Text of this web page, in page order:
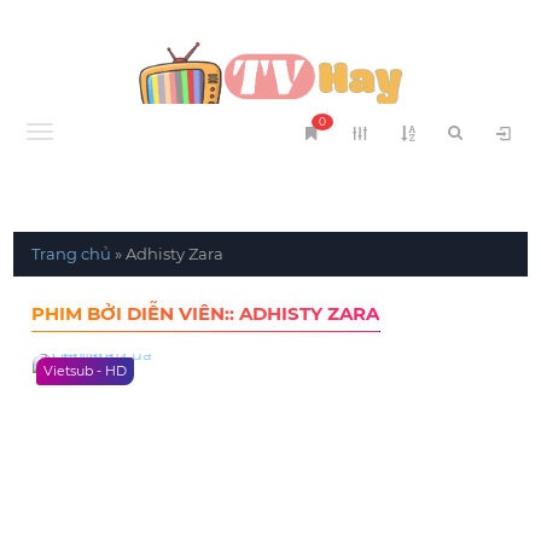
Menu
0
Trang chủ »Adhisty Zara
PHIM BỞI DIỄN VIÊN:: ADHISTY ZARA
Vietsub - HD